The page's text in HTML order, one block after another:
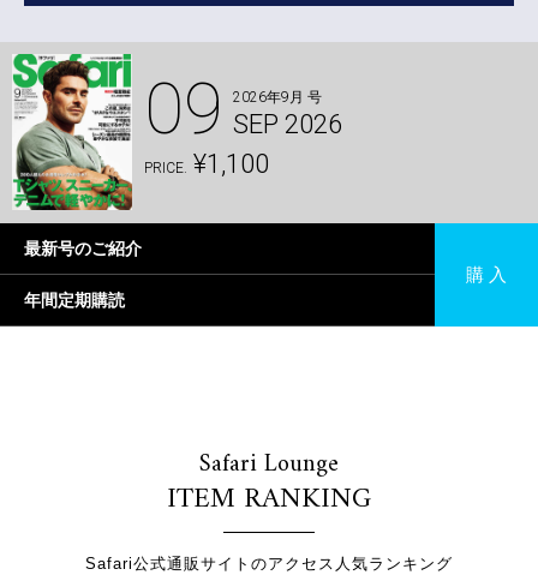
09 2026年9月 号
SEP 2026
PRICE. ¥1,100
最新号のご紹介
年間定期購読
購 入
Safari Lounge
ITEM RANKING
Safari公式通販サイトのアクセス人気ランキング